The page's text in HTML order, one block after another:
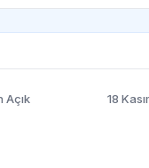
Açık
18